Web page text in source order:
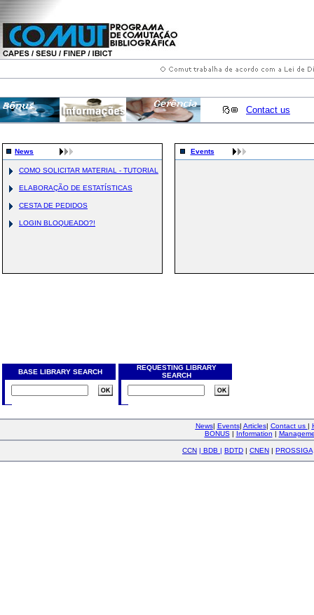
Contact us
News
COMO SOLICITAR MATERIAL - TUTORIAL
ELABORAÇÃO DE ESTATÍSTICAS
CESTA DE PEDIDOS
LOGIN BLOQUEADO?!
Events
BASE LIBRARY SEARCH
REQUESTING LIBRARY
SEARCH
News| Events| Articles| Contact us |
BONUS| Information |
CCN | BDB | BDTD | CNEN | PROSSIGA